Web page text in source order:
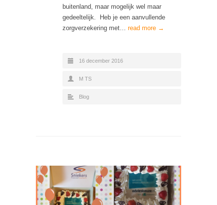
buitenland, maar mogelijk wel maar
gedeeltelijk. Heb je een aanvullende
zorgverzekering met… read more →
16 december 2016
M TS
Blog